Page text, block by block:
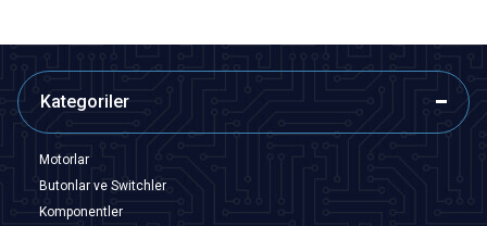
Kategoriler
Motorlar
Butonlar ve Switchler
Komponentler